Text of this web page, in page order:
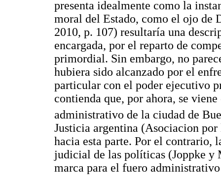
presenta idealmente como la
moral del Estado, como el ojo de
2010, p. 107) resultaría una
encargada, por el reparto de
primordial. Sin embargo, no
hubiera sido alcanzado por el
particular con el poder ejecutivo
contienda que, por ahora, se
administrativo de la ciudad de
Justicia argentina (Asociacion
hacia esta parte. Por el contrario,
judicial de las políticas (Joppke y
marca para el fuero